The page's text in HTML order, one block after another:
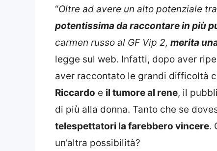
“Oltre ad avere un alto potenziale
potentissima da raccontare in più
carmen russo al GF Vip 2, merita
legge sul web. Infatti, dopo aver
aver raccontato le grandi difficoltà
Riccardo e il tumore al rene, il
di più alla donna. Tanto che se
telespettatori la farebbero vincere.
un’altra possibilità?